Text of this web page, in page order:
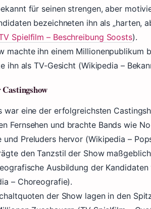
für seinen strengen, aber
bezeichneten ihn als „harten,
Spielfilm – Beschreibung Soosts).
machte ihn einem Millionenpublikum
ihn als TV-Gesicht (Wikipedia –
war eine der erfolgreichsten
Fernsehen und brachte Bands wie
und Preluders hervor (Wikipedia –
den Tanzstil der Show
Ausbildung der
– Choreografie).
der Show lagen in den